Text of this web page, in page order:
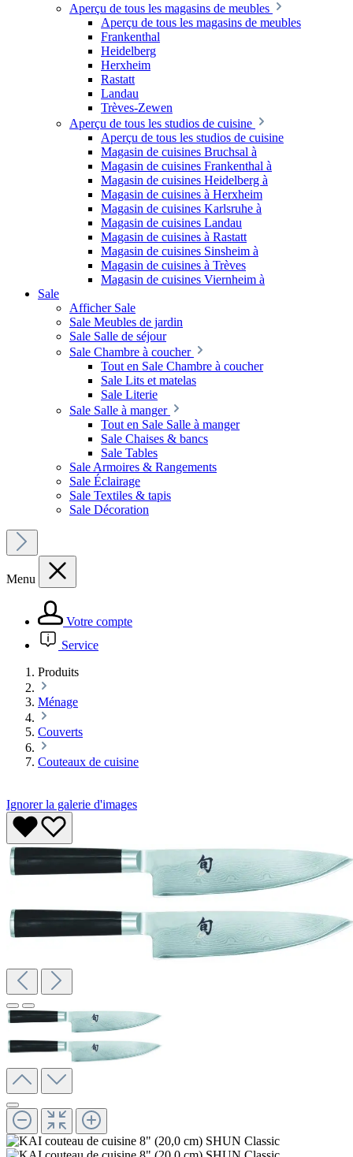
Aperçu de tous les magasins de meubles
Aperçu de tous les magasins de meubles
Frankenthal
Heidelberg
Herxheim
Rastatt
Landau
Trèves-Zewen
Aperçu de tous les studios de cuisine
Aperçu de tous les studios de cuisine
Magasin de cuisines Bruchsal à
Magasin de cuisines Frankenthal à
Magasin de cuisines Heidelberg à
Magasin de cuisines à Herxheim
Magasin de cuisines Karlsruhe à
Magasin de cuisines Landau
Magasin de cuisines à Rastatt
Magasin de cuisines Sinsheim à
Magasin de cuisines à Trèves
Magasin de cuisines Viernheim à
Sale
Afficher Sale
Sale Meubles de jardin
Sale Salle de séjour
Sale Chambre à coucher
Tout en Sale Chambre à coucher
Sale Lits et matelas
Sale Literie
Sale Salle à manger
Tout en Sale Salle à manger
Sale Chaises & bancs
Sale Tables
Sale Armoires & Rangements
Sale Éclairage
Sale Textiles & tapis
Sale Décoration
Menu
Votre compte
Service
Produits
Ménage
Couverts
Couteaux de cuisine
Ignorer la galerie d'images